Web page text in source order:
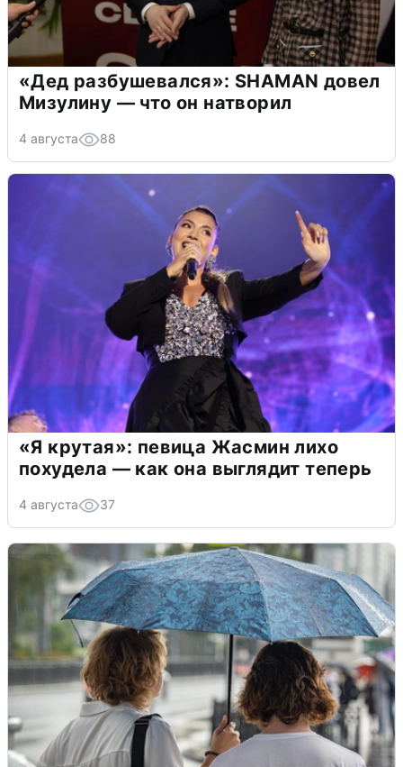
«Дед разбушевался»: SHAMAN довел
Мизулину — что он натворил
4 августа 88
«Я крутая»: певица Жасмин лихо
похудела — как она выглядит теперь
4 августа 37